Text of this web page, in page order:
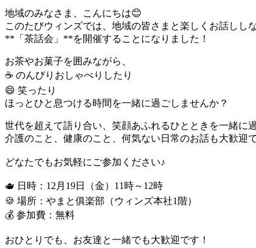
地域のみなさま、こんにちは😊
このたびウィンズでは、地域の皆さまと楽しくお話しし
**「茶話会」**を開催することになりました！
お茶やお菓子を囲みながら、
☕ のんびりおしゃべりしたり
😄 笑ったり
ほっとひと息つける時間を一緒に過ごしませんか？
世代を超えて語り合い、笑顔あふれるひとときを一緒に
介護のこと、健康のこと、何気ない日常のお話も大歓迎
どなたでもお気軽にご参加ください♪
🫖 日時：12月19日（金）11時～12時
🍪 場所：やまと俱楽部（ウィンズ本社1階）
💰 参加費：無料
おひとりでも、お友達と一緒でも大歓迎です！